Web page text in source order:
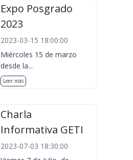
Expo Posgrado
2023
2023-03-15 18:00:00
Miércoles 15 de marzo
desde la...
Leer más
Charla
Informativa GETI
2023-07-03 18:30:00